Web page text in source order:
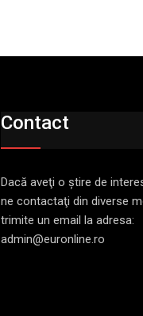
Contact
Dacă aveţi o ştire de
ne contactaţi din diverse
trimite un email la adresa:
admin@euronline.ro